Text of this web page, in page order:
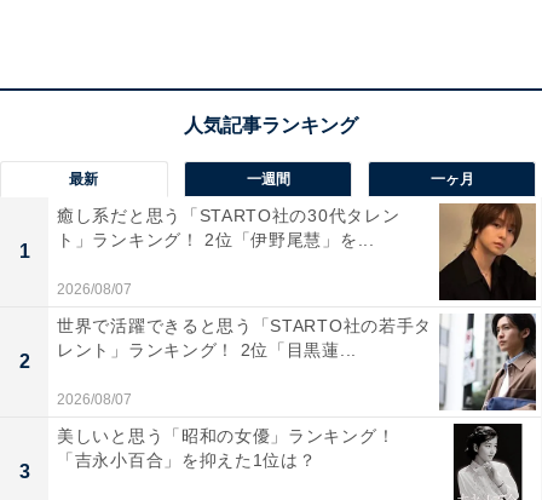
66歳女性の年金平均額は？
厚生労働省「
令和3年度厚生年金保険・国民年金事業の概況」による
と、厚生年金保険（第1号）の平均年金受給額は月額14
万5665円。65歳以上女性の平均値を見ると10万9261
円。66歳時点の年金額である月10万円は、同年代女性の
平均より若干少ないといえそうです。
最新 一週間 一ヶ月
1
癒し系だと思う「STARTO社の30代タレン
ト」ランキング！ 2位「伊野尾慧」を...
2026/08/07
2
世界で活躍できると思う「STARTO社の若手タ
レント」ランキング！ 2位「目黒蓮...
2026/08/07
3
美しいと思う「昭和の女優」ランキング！
「吉永小百合」を抑えた1位は？